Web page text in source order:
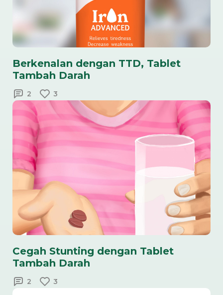
Berkenalan dengan TTD, Tablet
Tambah Darah
2 3
Cegah Stunting dengan Tablet
Tambah Darah
2 3